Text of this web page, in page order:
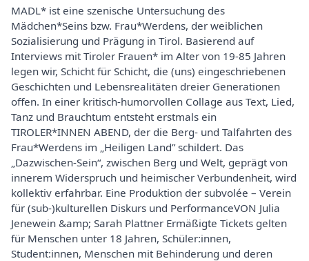
MADL* ist eine szenische Untersuchung des
Mädchen*Seins bzw. Frau*Werdens, der weiblichen
Sozialisierung und Prägung in Tirol. Basierend auf
Interviews mit Tiroler Frauen* im Alter von 19-85 Jahren
legen wir, Schicht für Schicht, die (uns) eingeschriebenen
Geschichten und Lebensrealitäten dreier Generationen
offen. In einer kritisch-humorvollen Collage aus Text, Lied,
Tanz und Brauchtum entsteht erstmals ein
TIROLER*INNEN ABEND, der die Berg- und Talfahrten des
Frau*Werdens im „Heiligen Land” schildert. Das
„Dazwischen-Sein“, zwischen Berg und Welt, geprägt von
innerem Widerspruch und heimischer Verbundenheit, wird
kollektiv erfahrbar. Eine Produktion der subvolée – Verein
für (sub-)kulturellen Diskurs und PerformanceVON Julia
Jenewein &amp; Sarah Plattner Ermäßigte Tickets gelten
für Menschen unter 18 Jahren, Schüler:innen,
Student:innen, Menschen mit Behinderung und deren